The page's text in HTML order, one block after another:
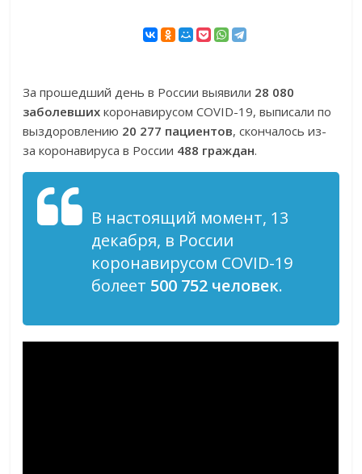
За прошедший день в России выявили 28 080
заболевших коронавирусом COVID-19, выписали по
выздоровлению 20 277 пациентов, скончалось из-
за коронавируса в России 488 граждан.
В настоящий момент, 13
декабря, в России
коронавирусом COVID-19
болеет 500 752 человек.